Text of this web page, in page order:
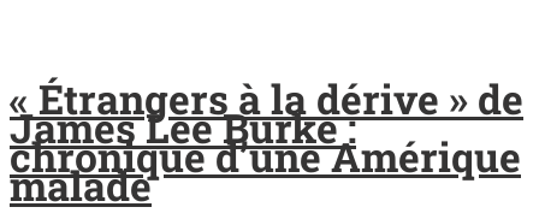
« Étrangers à la dérive » de
James Lee Burke :
chronique d’une Amérique
malade